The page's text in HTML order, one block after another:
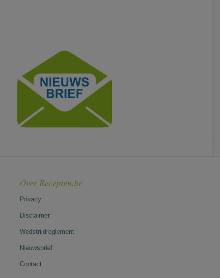
Over Recepten.be
Privacy
Disclaimer
Wedstrijdreglement
Nieuwsbrief
Contact